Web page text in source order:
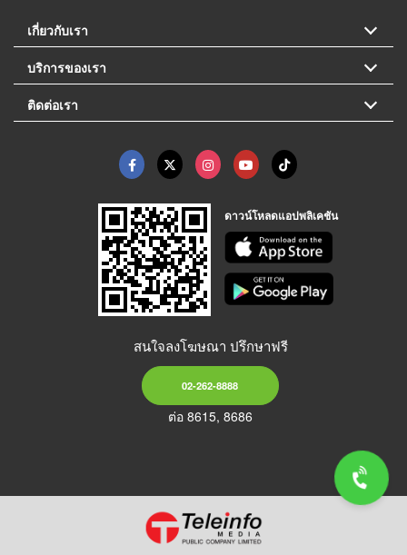
เกี่ยวกับเรา
บริการของเรา
ติดต่อเรา
ดาวน์โหลดแอปพลิเคชัน
สนใจลงโฆษณา ปรึกษาฟรี
02-262-8888
ต่อ 8615, 8686